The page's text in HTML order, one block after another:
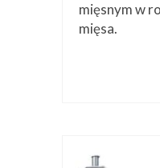
mięsnym w
mięsa.